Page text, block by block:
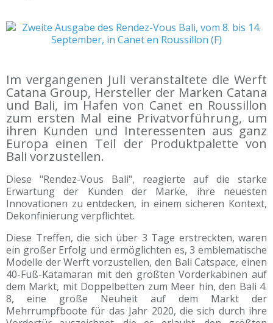
Im vergangenen Juli veranstaltete die Werft
Catana Group, Hersteller der Marken Catana
und Bali, im Hafen von Canet en Roussillon
zum ersten Mal eine Privatvorführung, um
ihren Kunden und Interessenten aus ganz
Europa einen Teil der Produktpalette von
Bali vorzustellen.
Diese "Rendez-Vous Bali", reagierte auf die starke
Erwartung der Kunden der Marke, ihre neuesten
Innovationen zu entdecken, in einem sicheren Kontext,
Dekonfinierung verpflichtet.
Diese Treffen, die sich über 3 Tage erstreckten, waren
ein großer Erfolg und ermöglichten es, 3 emblematische
Modelle der Werft vorzustellen, den Bali Catspace, einen
40-Fuß-Katamaran mit den größten Vorderkabinen auf
dem Markt, mit Doppelbetten zum Meer hin, den Bali 4.
8, eine große Neuheit auf dem Markt der
Mehrrumpfboote für das Jahr 2020, die sich durch ihre